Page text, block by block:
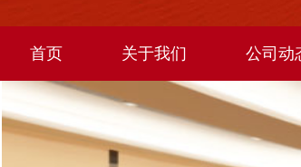
首页 关于我们 公司动